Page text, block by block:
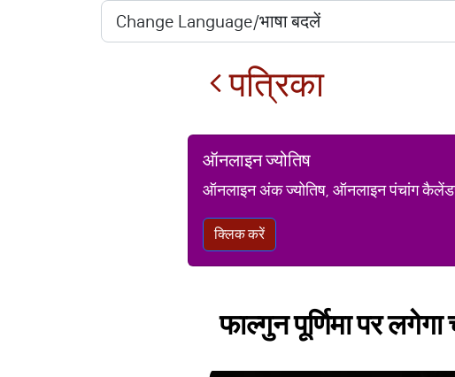
पत्रिका
ऑनलाइन ज्योतिष
ऑनलाइन अंक ज्योतिष, ऑनलाइन पंचांग
क्लिक करें
फाल्गुन पूर्णिमा पर